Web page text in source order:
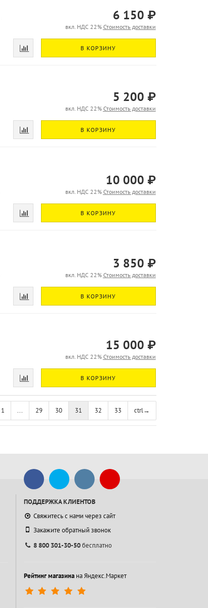
6 150 ₽
вкл. НДС 22% Стоимость доставки
В КОРЗИНУ
5 200 ₽
вкл. НДС 22% Стоимость доставки
В КОРЗИНУ
10 000 ₽
вкл. НДС 22% Стоимость доставки
В КОРЗИНУ
3 850 ₽
вкл. НДС 22% Стоимость доставки
В КОРЗИНУ
15 000 ₽
вкл. НДС 22% Стоимость доставки
В КОРЗИНУ
1 ... 29 30 31 32 33 ctrl→
ПОДДЕРЖКА КЛИЕНТОВ
Свяжитесь с нами через сайт
Закажите обратный звонок
8 800 301-30-50бесплатно
Рейтинг магазинана Яндекс.Маркет